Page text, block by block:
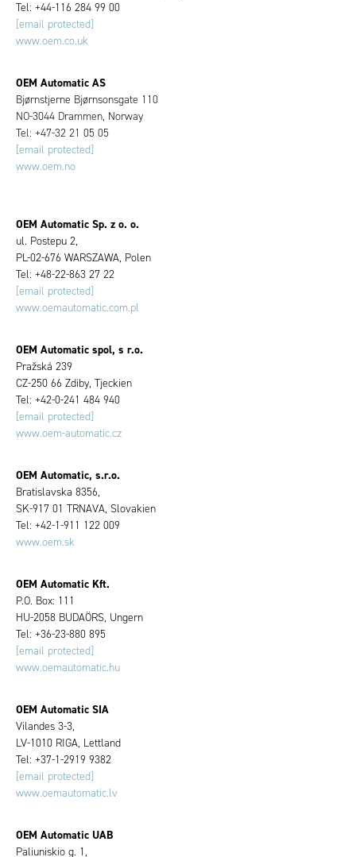
Tel: +44-116 284 99 00
[email protected]
www.oem.co.uk
OEM Automatic AS
Bjørnstjerne Bjørnsonsgate 110
NO-3044 Drammen, Norway
Tel: +47-32 21 05 05
[email protected]
www.oem.no
OEM Automatic Sp. z o. o.
ul. Postepu 2,
PL-02-676 WARSZAWA, Polen
Tel: +48-22-863 27 22
[email protected]
www.oemautomatic.com.pl
OEM Automatic spol, s r.o.
Pražská 239
CZ-250 66 Zdiby, Tjeckien
Tel: +42-0-241 484 940
[email protected]
www.oem-automatic.cz
OEM Automatic, s.r.o.
Bratislavska 8356,
SK-917 01 TRNAVA, Slovakien
Tel: +42-1-911 122 009
www.oem.sk
OEM Automatic Kft.
P.O. Box: 111
HU-2058 BUDAÖRS, Ungern
Tel: +36-23-880 895
[email protected]
www.oemautomatic.hu
OEM Automatic SIA
Vilandes 3-3,
LV-1010 RIGA, Lettland
Tel: +37-1-2919 9382
[email protected]
www.oemautomatic.lv
OEM Automatic UAB
Paliuniskio g. 1,